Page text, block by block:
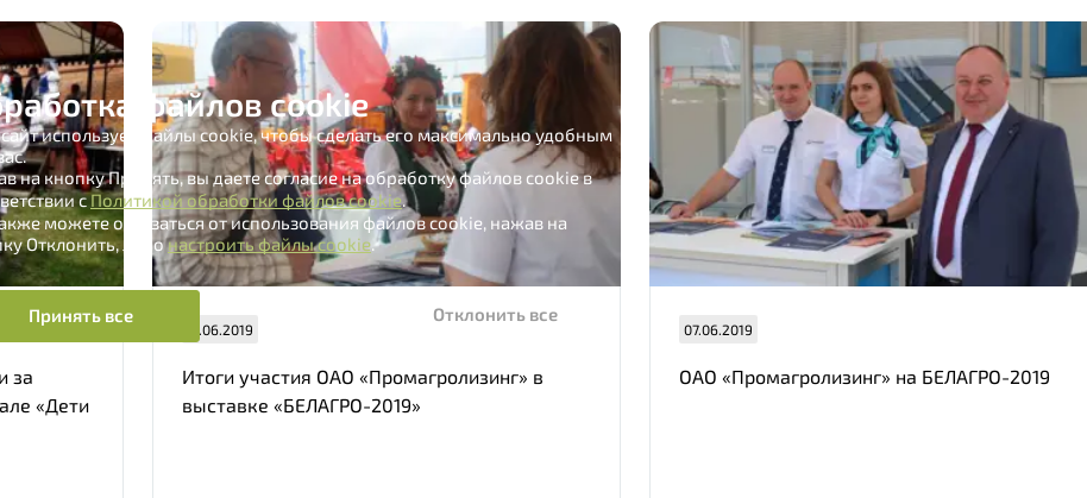
за
«Дети
11.06.2019
Итоги участия ОАО «Промагролизинг» в
выставке «БЕЛАГРО-2019»
07.06.2019
ОАО «Промагролизинг» на БЕЛАГРО-2019
файлов cookie
использует файлы cookie, чтобы сделать его максимально удобным
на кнопку Принять, вы даете согласие на обработку файлов cookie в
сПолитикой обработки файлов cookie.
можете отказаться от использования файлов cookie, нажав на
Отклонить, либонастроить файлы cookie.
Принять все Отклонить все
Нам важно Ваше мнение. Здесь Вы можете
отправить предложения о совершенствовании
работы сайта